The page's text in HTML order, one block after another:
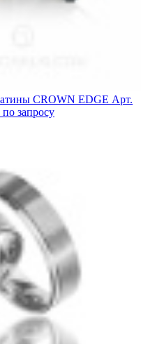
CROWN EDGE Арт.
запросу